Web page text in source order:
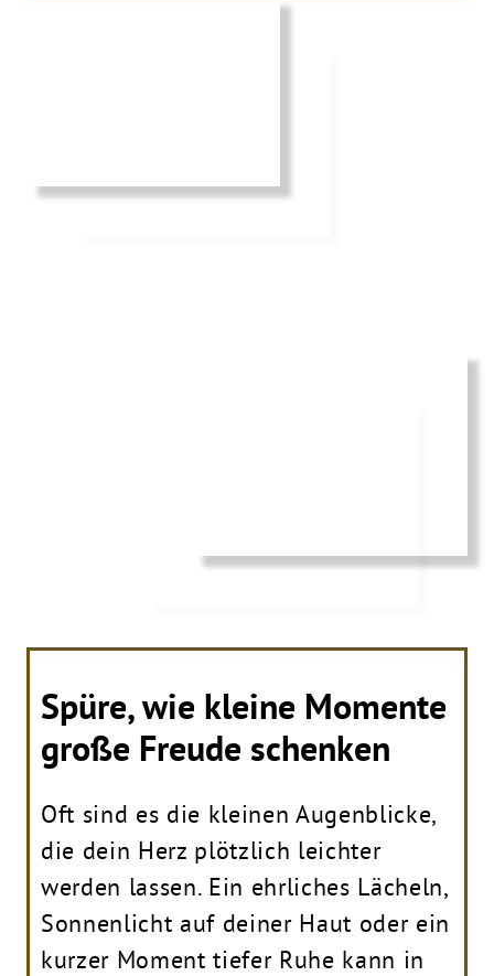
Spüre, wie kleine Momente
große Freude schenken
Oft sind es die kleinen Augenblicke,
die dein Herz plötzlich leichter
werden lassen. Ein ehrliches Lächeln,
Sonnenlicht auf deiner Haut oder ein
kurzer Moment tiefer Ruhe kann in